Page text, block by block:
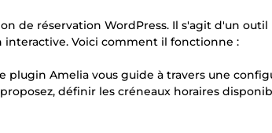
de réservation WordPress. Il s'agit d'un
Voici comment il fonctionne :
plugin Amelia vous guide à travers une
définir les créneaux horaires